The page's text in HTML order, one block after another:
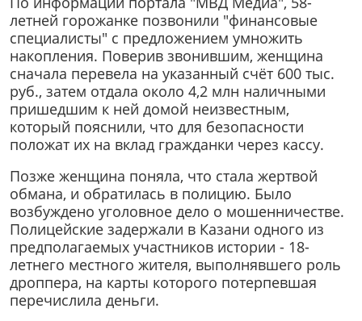
летней горожанке позвонили "финансовые
специалисты" с предложением умножить
накопления. Поверив звонившим, женщина
сначала перевела на указанный счёт 600 тыс.
руб., затем отдала около 4,2 млн наличными
пришедшим к ней домой неизвестным,
который пояснили, что для безопасности
положат их на вклад гражданки через кассу.
Позже женщина поняла, что стала жертвой
обмана, и обратилась в полицию. Было
возбуждено уголовное дело о мошенничестве.
Полицейские задержали в Казани одного из
предполагаемых участников истории - 18-
летнего местного жителя, выполнявшего роль
дроппера, на карты которого потерпевшая
перечислила деньги.